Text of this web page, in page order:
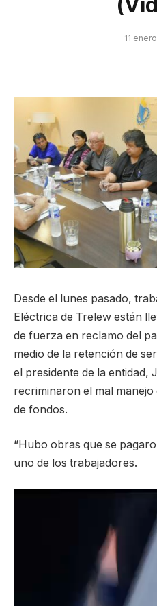
11
Desde el lunes pasado,
Eléctrica de Trelew están
de fuerza en reclamo del
medio de la retención de
el presidente de la entidad,
recriminaron el mal
de fondos.
“Hubo obras que se
uno de los trabajadores.